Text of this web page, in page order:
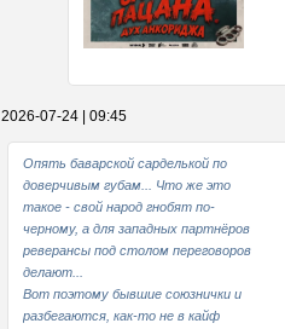
2026-07-24 | 09:45
Опять баварской сарделькой по
доверчивым губам... Что же это
такое - свой народ гнобят по-
черному, а для западных партнёров
реверансы под столом переговоров
делают...
Вот поэтому бывшие союзнички и
разбегаются, как-то не в кайф